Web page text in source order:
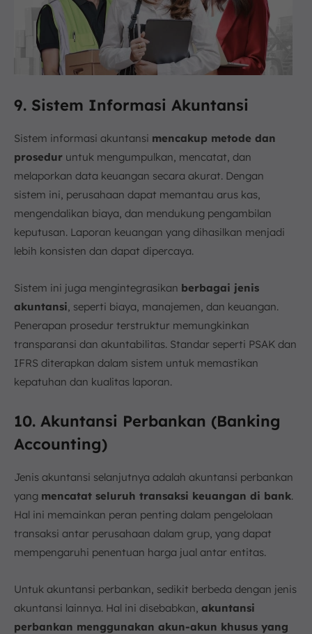
9. Sistem Informasi Akuntansi
Sistem informasi akuntansi mencakup metode dan
prosedur untuk mengumpulkan, mencatat, dan
melaporkan data keuangan secara akurat. Dengan
sistem ini, perusahaan dapat memantau arus kas,
mengendalikan biaya, dan mendukung pengambilan
keputusan. Laporan keuangan yang dihasilkan menjadi
lebih konsisten dan dapat dipercaya.
Sistem ini juga mengintegrasikan berbagai jenis
akuntansi , seperti biaya, manajemen, dan keuangan.
Penerapan prosedur terstruktur memungkinkan
transparansi dan akuntabilitas. Standar seperti PSAK dan
IFRS diterapkan dalam sistem untuk memastikan
kepatuhan dan kualitas laporan.
10. Akuntansi Perbankan (Banking
Accounting)
Jenis akuntansi selanjutnya adalah akuntansi perbankan
yang mencatat seluruh transaksi keuangan di bank.
Hal ini memainkan peran penting dalam pengelolaan
transaksi antar perusahaan dalam grup, yang dapat
mempengaruhi penentuan harga jual antar entitas.
Untuk akuntansi perbankan, sedikit berbeda dengan jenis
akuntansi lainnya. Hal ini disebabkan, akuntansi
perbankan menggunakan akun-akun khusus yang